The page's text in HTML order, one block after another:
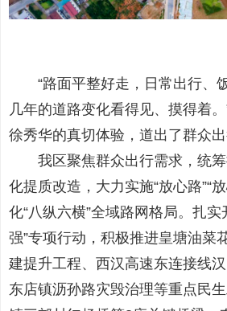
“路面平整好走，日常出行、
几年的道路变化看得见、摸得着
徐秀华的真切体验，道出了群众出
我区聚焦群众出行需求，统筹
化提质改造，大力实施“放心路”“
化“八纵六横”全域路网格局。扎实
强”专项行动，积极推进皇塘油菜
建提升工程、西汉高速东连接线
东店镇沥孙路灾毁治理等重点民